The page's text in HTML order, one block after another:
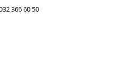
366 60 50